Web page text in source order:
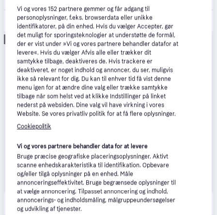
OKI Gul 30000 sider Tromlekit 44844469 --> På lager, levering hos dig 07-08-2026
Eller 3 betalinger af 490 kr.
Annonce
Tonerland.dk
49 kr. fragt,3 dage
Vi og vores152 partnere gemmer og får adgang til
personoplysninger, f.eks. browserdata eller unikke
identifikatorer, på din enhed. Hvis du vælger Accepter, gør
det muligt for sporingsteknologier at understøtte de formål,
der er vist under »Vi og vores partnere behandler datafor at
levere«. Hvis du vælger Afvis alle eller trækker dit
samtykke tilbage, deaktiveres de. Hvis trackere er
deaktiveret, er noget indhold og annoncer, du ser, muligvis
ikke så relevant for dig. Du kan til enhver tid få vist denne
menu igen for at ændre dine valg eller trække samtykke
tilbage når som helst ved at klikke Indstillinger på linket
nederst på websiden. Dine valg vil have virkning i vores
Website. Se vores privatliv politik for at få flere oplysninger.
Cookiepolitik
Vi og vores partnere behandler data for at levere
Bruge præcise geografiske placeringsoplysninger. Aktivt
scanne enhedskarakteristika til identifikation. Opbevare
og/eller tilgå oplysninger på en enhed. Måle
annonceringseffektivitet. Bruge begrænsede oplysninger til
at vælge annoncering. Tilpasset annoncering og indhold,
annoncerings- og indholdsmåling, målgruppeundersøgelser
og udvikling af tjenester.